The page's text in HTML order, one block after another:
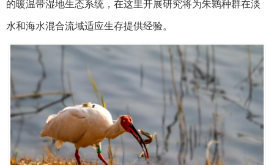
的暖温带湿地生态系统，在这里开展研究将为朱鹮种群在淡
水和海水混合流域适应生存提供经验。